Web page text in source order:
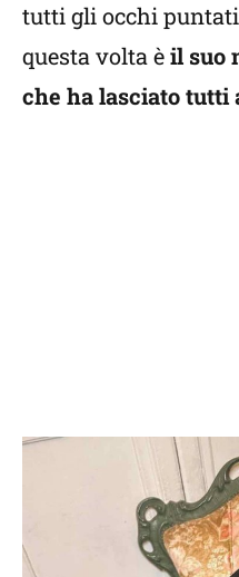
tutti gli occhi
questa volta èil suo
che ha lasciato tutti